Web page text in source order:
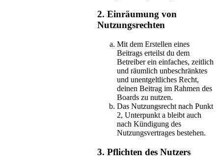
2. Einräumung von
Nutzungsrechten
Mit dem Erstellen eines
Beitrags erteilst du dem
Betreiber ein einfaches, zeitlich
und räumlich unbeschränktes
und unentgeltliches Recht,
deinen Beitrag im Rahmen des
Boards zu nutzen.
Das Nutzungsrecht nach Punkt
2, Unterpunkt a bleibt auch
nach Kündigung des
Nutzungsvertrages bestehen.
3. Pflichten des Nutzers